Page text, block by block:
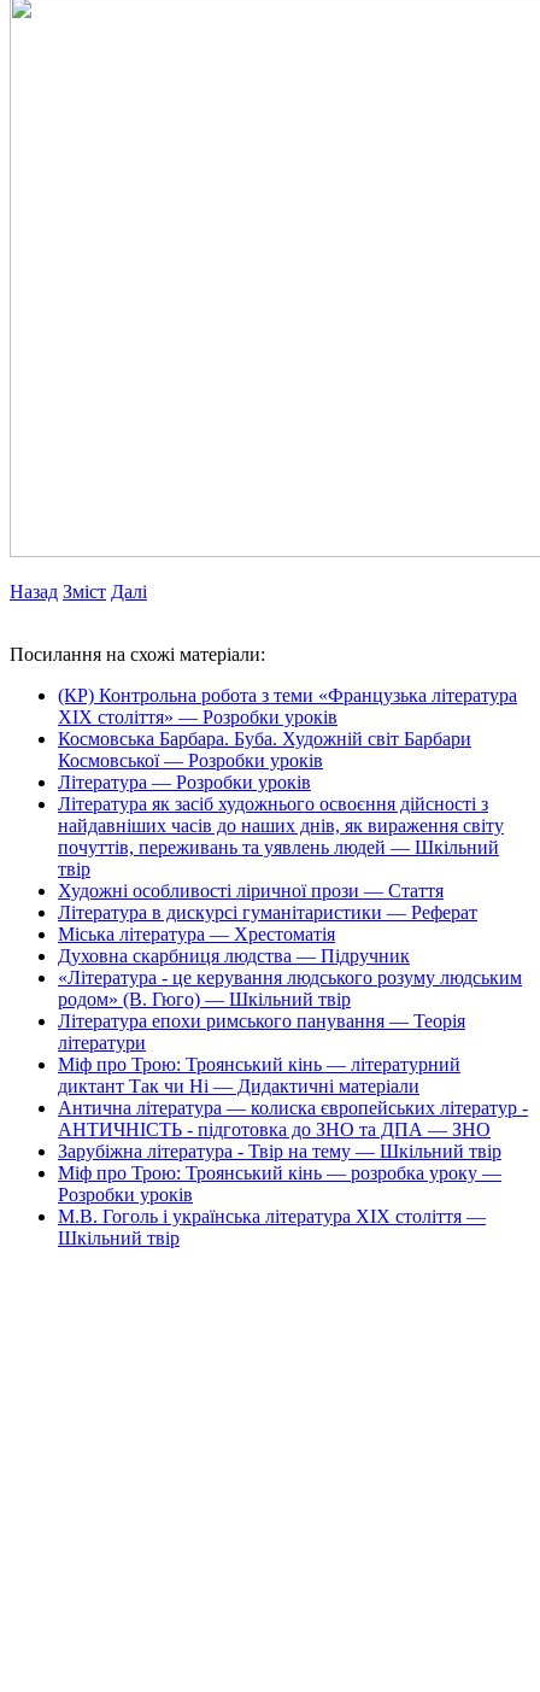
Назад Зміст Далі
Посилання на схожі матеріали:
(КР) Контрольна робота з теми «Французька література
ХІХ століття» — Розробки уроків
Космовська Барбара. Буба. Художній світ Барбари
Космовської — Розробки уроків
Література — Розробки уроків
Література як засіб художнього освоєння дійсності з
найдавніших часів до наших днів, як вираження світу
почуттів, переживань та уявлень людей — Шкільний
твір
Художні особливості ліричної прози — Стаття
Література в дискурсі гуманітаристики — Реферат
Міська література — Хрестоматія
Духовна скарбниця людства — Підручник
«Література - це керування людського розуму людським
родом» (В. Гюго) — Шкільний твір
Література епохи римського панування — Теорія
літератури
Міф про Трою: Троянський кінь — літературний
диктант Так чи Ні — Дидактичні матеріали
Антична література — колиска європейських літератур -
АНТИЧНІСТЬ - підготовка до ЗНО та ДПА — ЗНО
Зарубіжна література - Твір на тему — Шкільний твір
Міф про Трою: Троянський кінь — розробка уроку —
Розробки уроків
М.В. Гоголь і українська література ХІХ століття —
Шкільний твір